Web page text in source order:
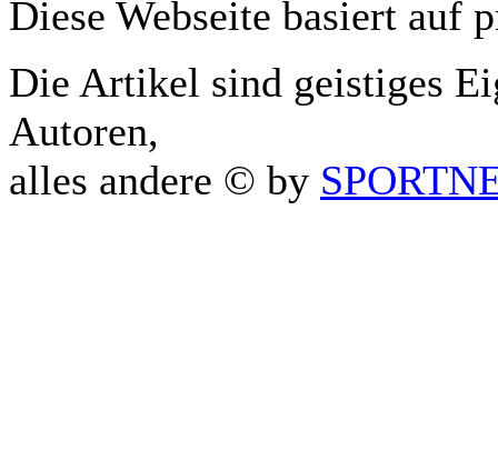
Diese Webseite basiert auf
Die Artikel sind geistiges
Autoren,
alles andere © by